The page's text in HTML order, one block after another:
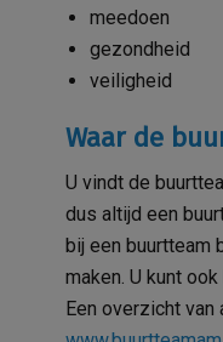
meedoen
gezondheid
veiligheid
Waar de
U vindt de
dus altijd een
bij een buurtteam
maken. U kunt
Een overzicht